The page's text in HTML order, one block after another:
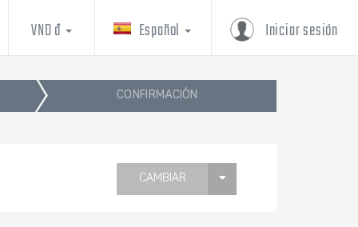
Iniciar sesión
Español
VND đ
CONFIRMACIÓN
CAMBIAR